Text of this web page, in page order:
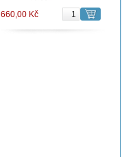
660,00 Kč